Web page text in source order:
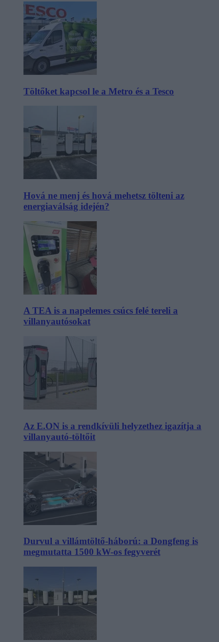
Töltőket kapcsol le a Metro és a Tesco
Hová ne menj és hová mehetsz tölteni az
energiaválság idején?
A TEA is a napelemes csúcs felé tereli a
villanyautósokat
Az E.ON is a rendkívüli helyzethez igazítja a
villanyautó-töltőit
Durvul a villámtöltő-háború: a Dongfeng is
megmutatta 1500 kW-os fegyverét